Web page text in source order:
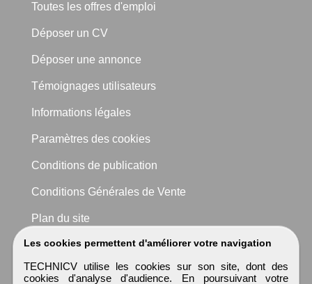
Les cookies permettent d'améliorer votre navigation
TECHNICV utilise les cookies sur son site, dont des
cookies d'analyse d'audience. En poursuivant votre
Toutes les offres d'emploi
Déposer un CV
Déposer une annonce
Témoignages utilisateurs
Informations légales
Paramètres des cookies
Conditions de publication
Conditions Générales de Vente
Plan du site